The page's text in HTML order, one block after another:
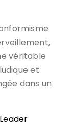
véritable
et
dans un